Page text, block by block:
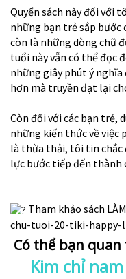
Quyển sách này đối với
những bạn trẻ sắp bước
còn là những dòng chữ
tuổi này vẫn có thể đọc
những giây phút ý
hơn mà truyền đạt lại
Còn đối với các bạn trẻ,
những kiến thức về việc
là thừa thải, tôi tin chắc
lực bước tiếp đến thành
Tham khảo sách
chu-tuoi-20-tiki-happy-
Có thể bạn quan
Kim chỉ